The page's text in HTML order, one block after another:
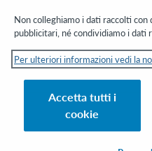
© 2026 OCLC
Marchi e/o marchi di servizio
Informativa sui cookie Elenco e
Non colleghiamo i dati raccolti
pubblicitari, né condividiamo i dati
Per ulteriori informazioni vedi la
Accetta tutti i
cookie